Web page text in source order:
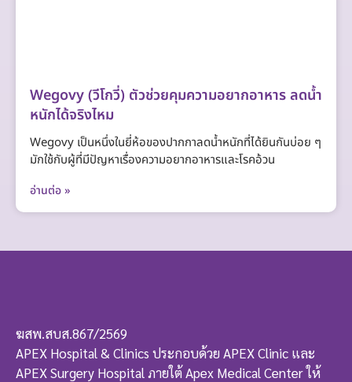
Wegovy (วีโกวี่) ตัวช่วยคุมความอยากอาหาร ลดน้ำ
หนักได้จริงไหม
Wegovy เป็นหนึ่งในยี่ห้อของปากกาลดน้ำหนักที่ได้ยินกันบ่อย ๆ
มักใช้กับผู้ที่มีปัญหาเรื่องความอยากอาหารและโรคอ้วน
อ่านต่อ »
ฆสพ.สบส.867/2569
APEX Hospital & Clinics ประกอบด้วย APEX Clinic และ
APEX Surgery Hospital ภายใต้ Apex Medical Center ให้